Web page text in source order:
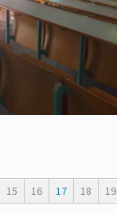
15 16 17 18 19